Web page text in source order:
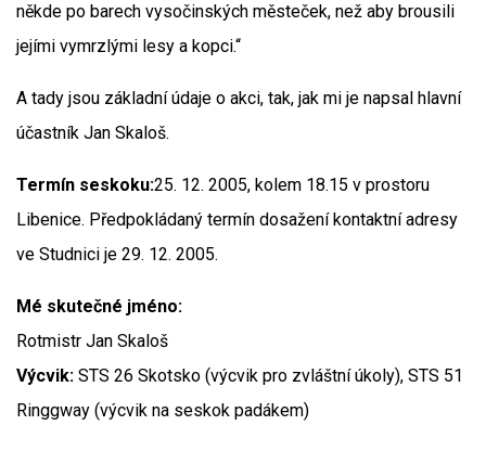
někde po barech vysočinských městeček, než aby brousili
jejími vymrzlými lesy a kopci.“
A tady jsou základní údaje o akci, tak, jak mi je napsal hlavní
účastník Jan Skaloš.
Termín seskoku:25. 12. 2005, kolem 18.15 v prostoru
Libenice. Předpokládaný termín dosažení kontaktní adresy
ve Studnici je 29. 12. 2005.
Mé skutečné jméno:
Rotmistr Jan Skaloš
Výcvik: STS 26 Skotsko (výcvik pro zvláštní úkoly), STS 51
Ringgway (výcvik na seskok padákem)